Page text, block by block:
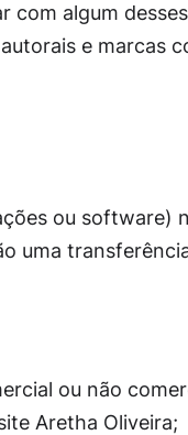
com algum
e marcas
ou software)
uma
ou não
Aretha Oliveira;